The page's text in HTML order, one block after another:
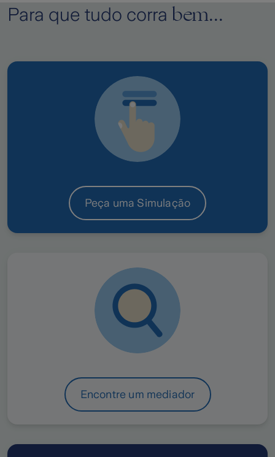
Para que tudo corra bem...
Peça uma Simulação
Encontre um mediador